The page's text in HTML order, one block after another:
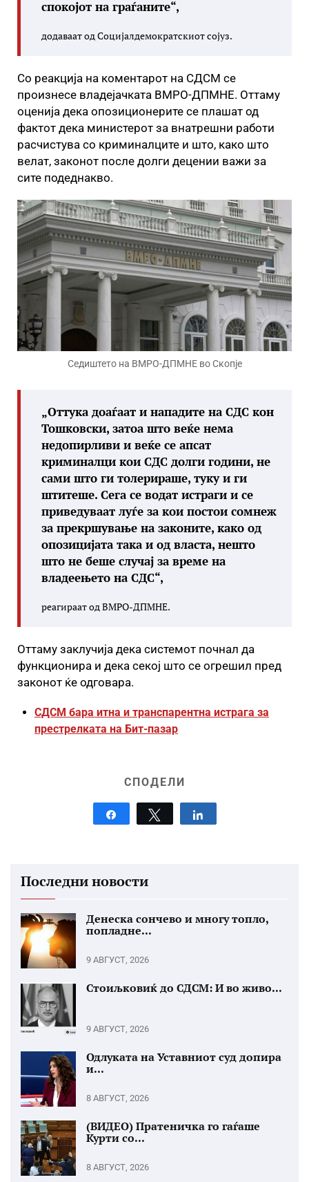
спокојот на граѓаните“,
додаваат од Социјалдемократскиот сојуз.
Со реакција на коментарот на СДСМ се
произнесе владејачката ВМРО-ДПМНЕ. Оттаму
оценија дека опозиционерите се плашат од
фактот дека министерот за внатрешни работи
расчистува со криминалците и што, како што
велат, законот после долги децении важи за
сите подеднакво.
Седиштето на ВМРО-ДПМНЕ во Скопје
„Оттука доаѓаат и нападите на СДС кон
Тошковски, затоа што веќе нема
недопирливи и веќе се апсат
криминалци кои СДС долги години, не
сами што ги толерираше, туку и ги
штитеше. Сега се водат истраги и се
приведуваат луѓе за кои постои сомнеж
за прекршување на законите, како од
опозицијата така и од власта, нешто
што не беше случај за време на
владеењето на СДС“,
реагираат од ВМРО-ДПМНЕ.
Оттаму заклучија дека системот почнал да
функционира и дека секој што се огрешил пред
законот ќе одговара.
СДСМ бара итна и транспарентна истрага за
престрелката на Бит-пазар
СПОДЕЛИ
Tweet
Последни новости
Денеска сончево и многу топло,
попладне...
9 АВГУСТ, 2026
Стоиљковиќ до СДСМ: И во живо...
9 АВГУСТ, 2026
Одлуката на Уставниот суд допира
и...
8 АВГУСТ, 2026
(ВИДЕО) Пратеничка го гаѓаше
Курти со...
8 АВГУСТ, 2026